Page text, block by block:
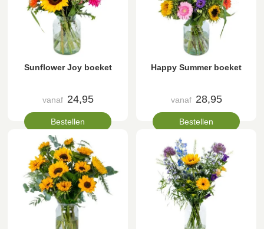
Sunflower Joy boeket
vanaf 24,95
Bestellen
Happy Summer boeket
vanaf 28,95
Bestellen